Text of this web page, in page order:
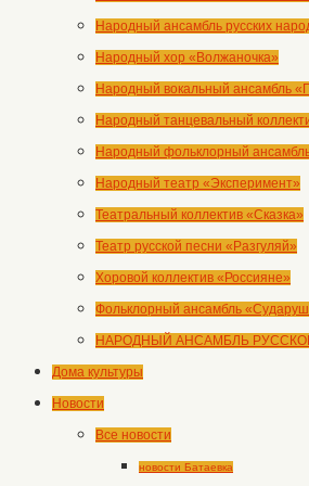
Народный ансамбль русских
Народный хор «Волжаночка»
Народный вокальный ансамбль
Народный танцевальный
Народный фольклорный
Народный театр «Эксперимент»
Театральный коллектив «Сказка»
Театр русской песни «Разгуляй»
Хоровой коллектив «Россияне»
Фольклорный ансамбль
НАРОДНЫЙ АНСАМБЛЬ
Дома культуры
Новости
Все новости
новости Батаевка